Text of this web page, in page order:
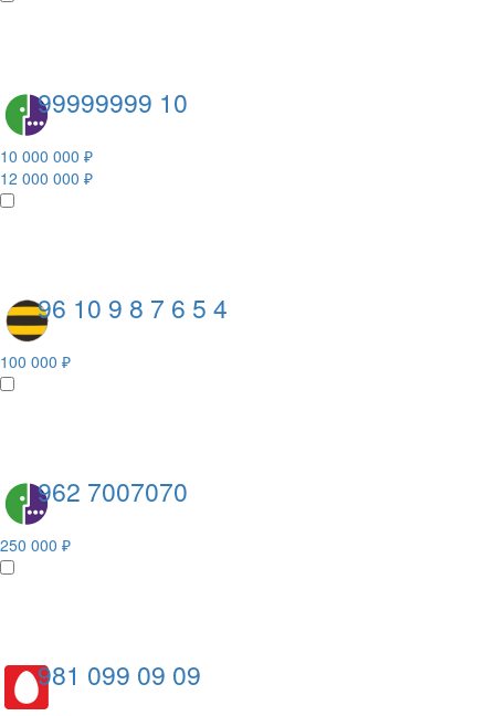
99999999 10
10 000 000 ₽
12 000 000 ₽
96 10 9 8 7 6 5 4
100 000 ₽
962 7007070
250 000 ₽
981 099 09 09